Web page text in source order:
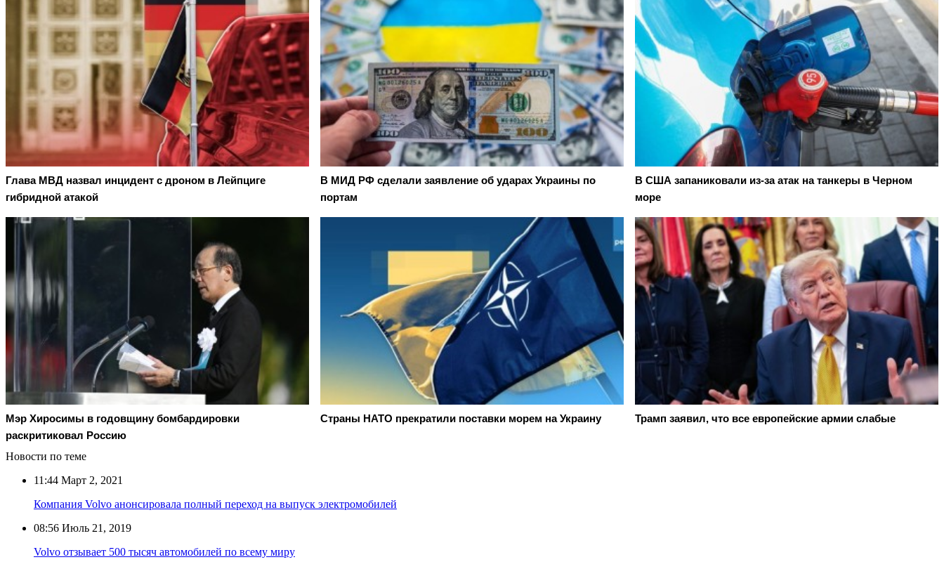
Глава МВД назвал инцидент с дроном в Лейпциге
гибридной атакой
В МИД РФ сделали заявление об ударах Украины по
портам
В США запаниковали из-за атак на танкеры в Черном
море
Мэр Хиросимы в годовщину бомбардировки
раскритиковал Россию
Страны НАТО прекратили поставки морем на Украину Трамп заявил, что все европейские армии слабые
Новости по теме
11:44 Март 2, 2021
Компания Volvo анонсировала полный переход на выпуск электромобилей
08:56 Июль 21, 2019
Volvo отзывает 500 тысяч автомобилей по всему миру